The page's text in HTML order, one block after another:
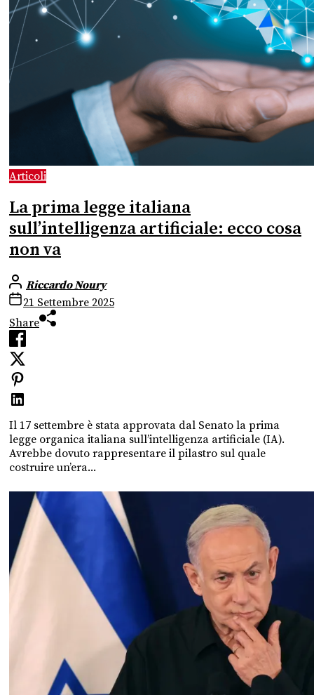
Articoli
La prima legge italiana
sull’intelligenza artificiale: ecco cosa
non va
Riccardo Noury
21 Settembre 2025
Share
Il 17 settembre è stata approvata dal Senato la prima
legge organica italiana sull’intelligenza artificiale (IA).
Avrebbe dovuto rappresentare il pilastro sul quale
costruire un’era...